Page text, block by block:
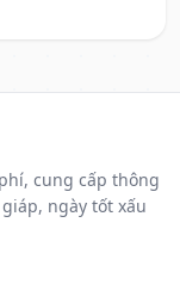
cung cấp thông
ngày tốt xấu